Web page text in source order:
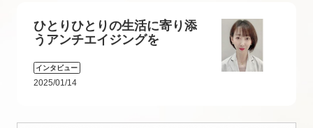
ひとりひとりの生活に寄り添
うアンチエイジングを
インタビュー
2025/01/14